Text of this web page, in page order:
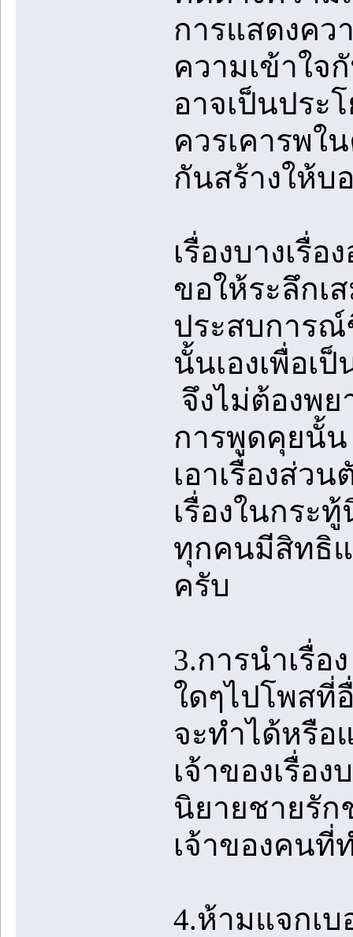
การแสดงคว
ความเข้าใจ
อาจเป็นประ
ควรเคารพใ
กันสร้างให้
เรื่องบางเรื่อ
ขอให้ระลึกเ
ประสบการณ์
นั้นเองเพื่อเ
จึงไม่ต้องพย
การพูดคุยนั้
เอาเรื่องส่ว
เรื่องในกระ
ทุกคนมีสิทธิ
ครับ
3.การนำเรื่
ใดๆไปโพสที่
จะทำได้หรือ
เจ้าของเรื่อ
นิยายชายรัก
เจ้าของคนที่
4.ห้ามแจกเบ